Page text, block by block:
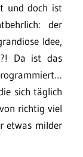
und doch ist
der
Idee,
Da ist das
sich täglich
richtig viel
etwas milder